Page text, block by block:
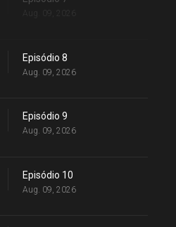
Episódio 8
Aug. 09, 2026
Episódio 9
Aug. 09, 2026
Episódio 10
Aug. 09, 2026